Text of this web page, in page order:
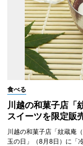
食べる
川越の和菓子店「
スイーツを限定販
川越の和菓子店「紋蔵庵
玉の日」（8月8日）に「